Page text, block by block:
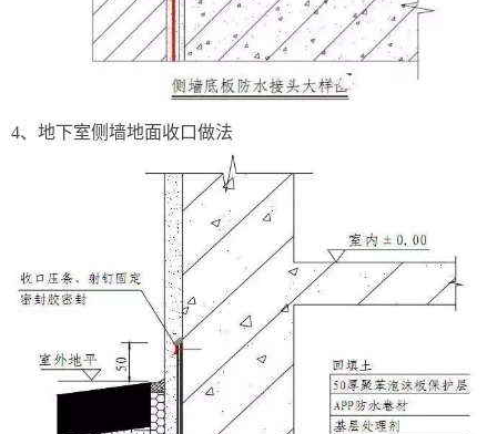
4、地下室侧墙地面收口做法